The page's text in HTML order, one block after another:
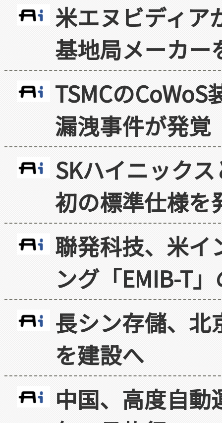
米エヌビディア
基地局メーカー
TSMCの
漏洩事件が発覚
SKハイニック
初の標準仕様を
聯発科技、米イ
ング「EMIB-T
長シン存儲、北
を建設へ
中国、高度自